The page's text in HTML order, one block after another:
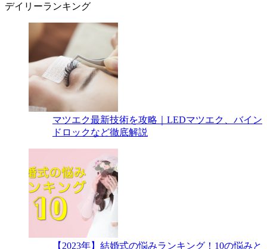
デイリーランキング
マツエク最新技術を攻略｜LEDマツエク、バイン
ドロックなど徹底解説
【2023年】結婚式の悩みランキング！10の悩みと